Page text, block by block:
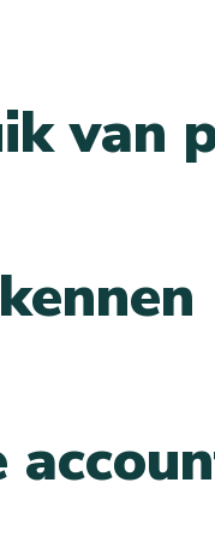
van